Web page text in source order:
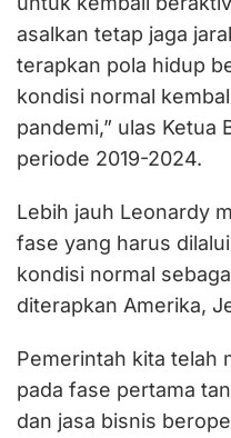
asalkan tetap jaga
terapkan pola hidup
kondisi normal
pandemi,” ulas Ketua
periode 2019-2024.
Lebih jauh Leonardy
fase yang harus
kondisi normal
diterapkan Amerika,
Pemerintah kita telah
pada fase pertama
dan jasa bisnis